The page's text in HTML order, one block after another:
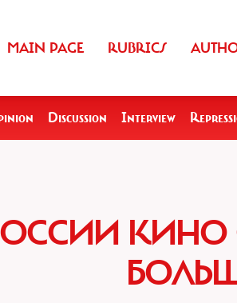
MAIN PAGE RUBRICS
Discussion Interview